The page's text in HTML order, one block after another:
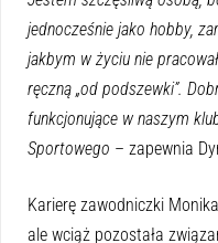
jednocześnie jako hobby,
jakbym w życiu nie
ręczną „od podszewki”.
funkcjonujące w naszym
Sportowego – zapewnia
Karierę zawodniczki
ale wciąż pozostała